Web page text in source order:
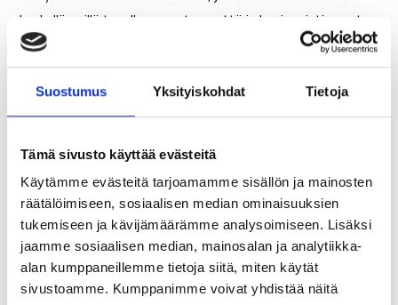
Suostumus Yksityiskohdat Tietoja
Tämä sivusto käyttää evästeitä
Käytämme evästeitä tarjoamamme sisällön ja mainosten
räätälöimiseen, sosiaalisen median ominaisuuksien
tukemiseen ja kävijämäärämme analysoimiseen. Lisäksi
jaamme sosiaalisen median, mainosalan ja analytiikka-
alan kumppaneillemme tietoja siitä, miten käytät
sivustoamme. Kumppanimme voivat yhdistää näitä
keskellä, millä tavalla omaa terveyttä ja hyvinvointia pystyy
edistämään mitenkään kun aikaa ja jaksamista nipin napin
riittää töihin ja arjen pyörittämiseen?
”Kun talo on vinossa, ei seinien oikaisu auta, jos
Laadullisiin tekijöihin tulee toki keskittyä jossain vaiheessa,
mutta aluksi paras tapa aloittaa on parantamalla ruokailun
tukipilareita, sekin vie jo merkittävästi aikaa. Esimerkkinä
tärkeimpänä tapana on ruokailurytmin parantaminen.
Riippuen aina lähtötilanteesta, mietitään mikä toimii ja
millaisia asioita voisi parantaa. Aloitetaan varmistamalla